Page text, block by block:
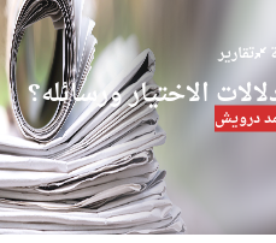
تقارير
الاختيار ورسائله؟
درويش